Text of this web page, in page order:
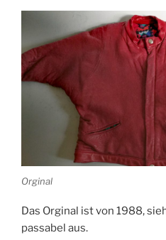
Orginal
Das Orginal ist von 1988,
passabel aus.